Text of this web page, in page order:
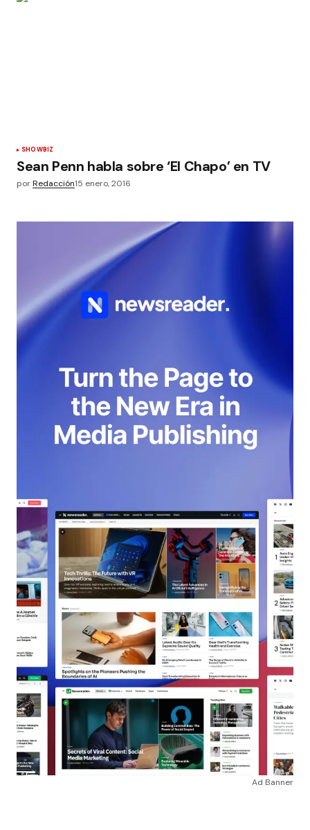
SHOWBIZ
Sean Penn habla sobre ‘El Chapo’ en TV
porRedacción15 enero, 2016
Ad Banner